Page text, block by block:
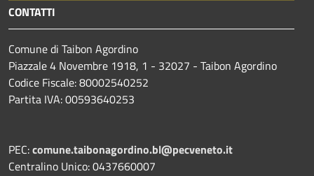
CONTATTI
Comune di Taibon Agordino
Piazzale 4 Novembre 1918, 1 - 32027 - Taibon Agordino
Codice Fiscale: 80002540252
Partita IVA: 00593640253
PEC:comune.taibonagordino.bl@pecveneto.it
Centralino Unico: 0437660007